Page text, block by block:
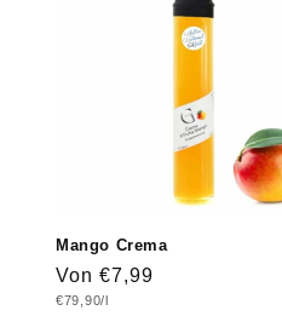
Mango Crema
Normaler
Preis
Von €7,99
Grundpreis
€79,90/l